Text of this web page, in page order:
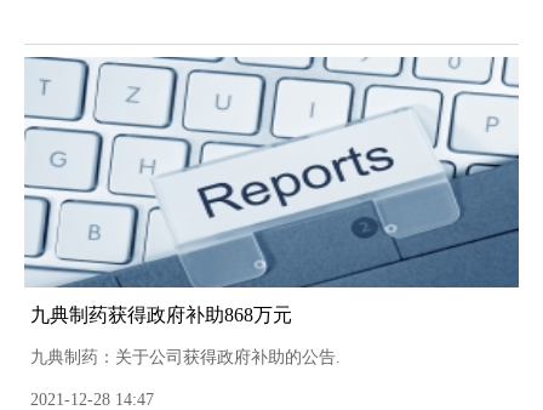
九典制药获得政府补助868万元
九典制药：关于公司获得政府补助的公告.
2021-12-28 14:47